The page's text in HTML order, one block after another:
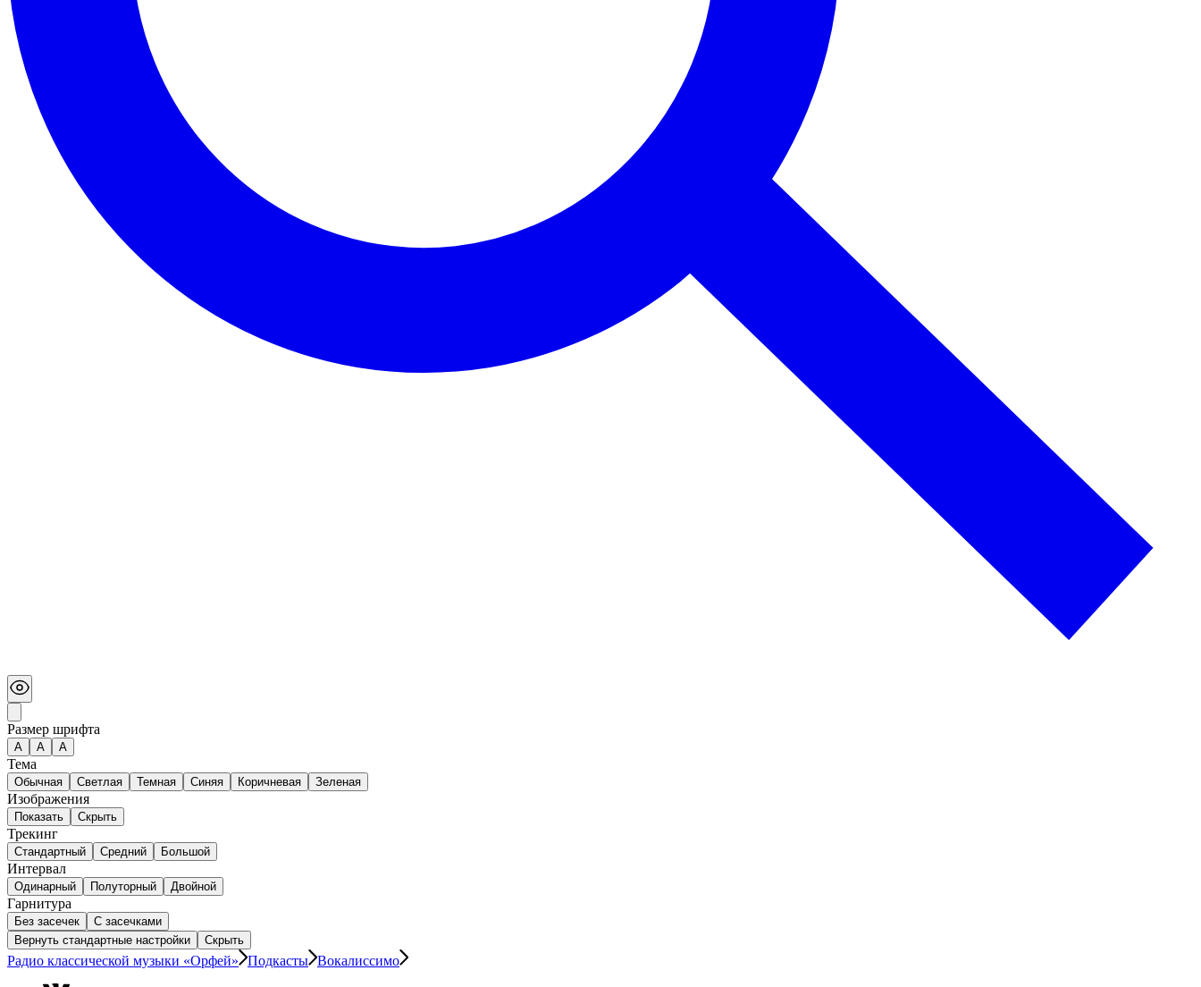
Размер шрифта
А A A
Тема
Обычная Светлая Темная Синяя Коричневая Зеленая
Изображения
Показать Скрыть
Трекинг
Стандартный Средний Большой
Интервал
Одинарный Полуторный Двойной
Гарнитура
Без засечек
С засечками
Вернуть стандартные настройки
Скрыть
Радио классической музыки «Орфей» Подкасты Вокалиссимо